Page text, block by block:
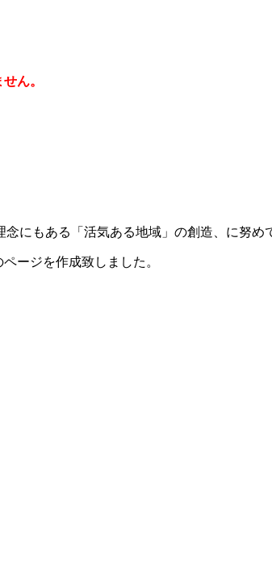
ん。
にもある「活気ある地域」の創造、に努め
ージを作成致しました。